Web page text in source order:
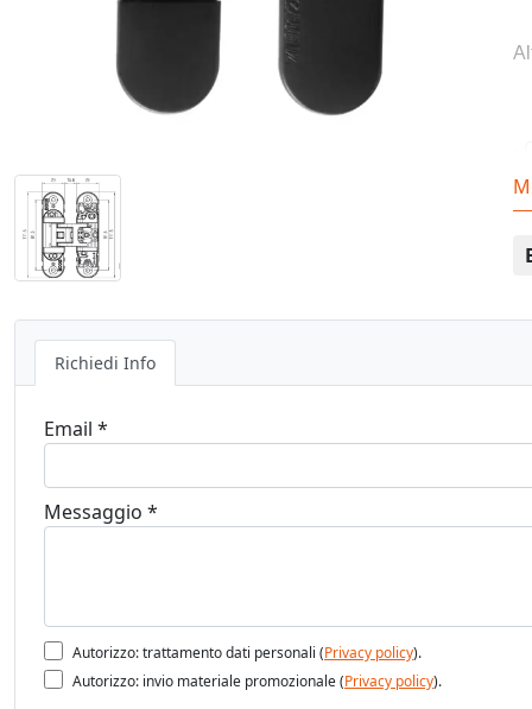
-
-
Richiedi Info
Email *
Messaggio *
Autorizzo: trattamento dati personali (Privacy policy).
Autorizzo: invio materiale promozionale (Privacy policy).